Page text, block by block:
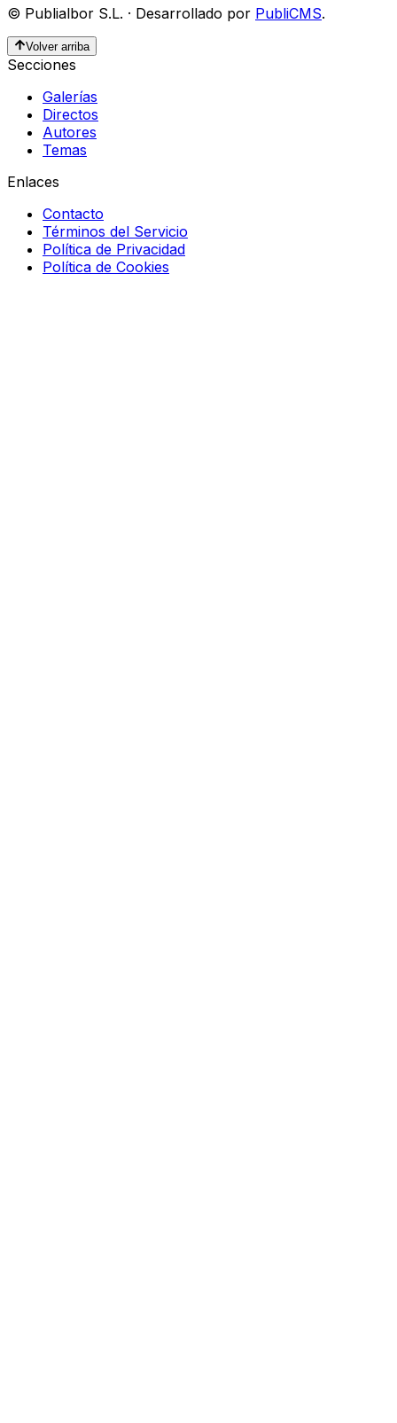
© Publialbor S.L. · Desarrollado por PubliCMS.
Volver arriba
Secciones
Galerías
Directos
Autores
Temas
Enlaces
Contacto
Términos del Servicio
Política de Privacidad
Política de Cookies